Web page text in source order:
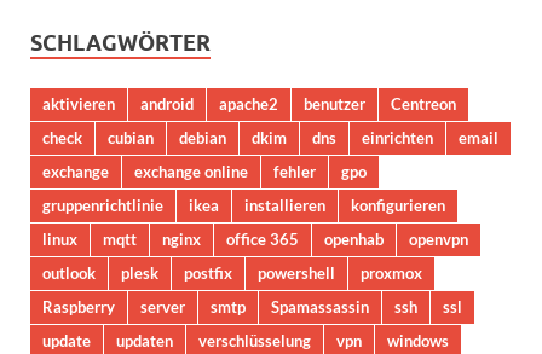
SCHLAGWÖRTER
aktivieren android apache2 benutzer
Centreon
check
cubian debian dkim dns einrichten
email
exchange
exchange online fehler
gpo
gruppenrichtlinie
ikea installieren
konfigurieren
linux
mqtt nginx office 365 openhab
openvpn
outlook
plesk postfix powershell
proxmox
Raspberry
server smtp Spamassassin ssh
ssl
update
updaten verschlüsselung vpn windows